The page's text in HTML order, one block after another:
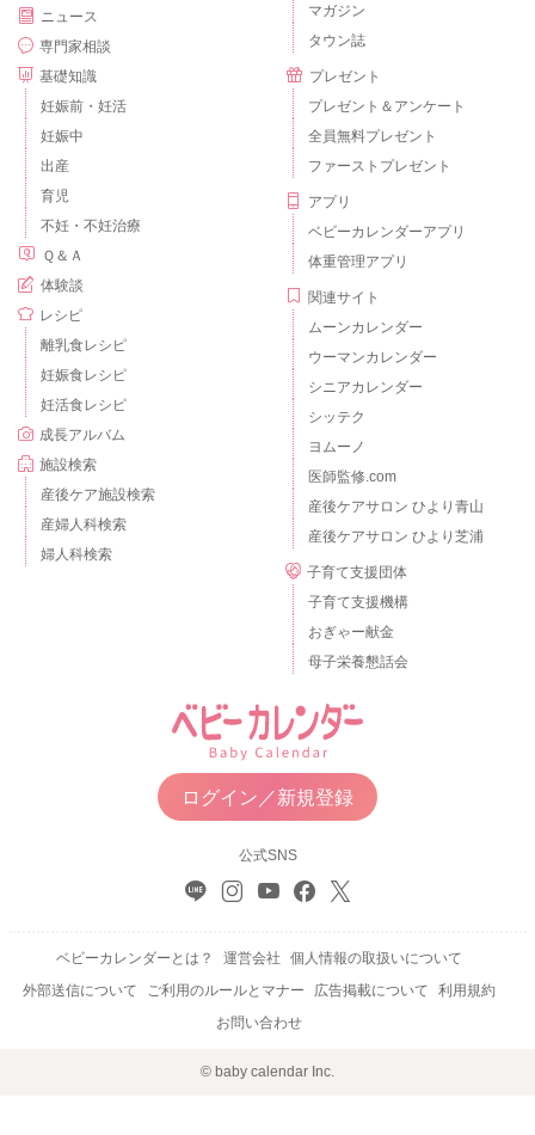
ニュース
専門家相談
基礎知識
妊娠前・妊活
妊娠中
出産
育児
不妊・不妊治療
Ｑ＆Ａ
体験談
レシピ
離乳食レシピ
妊娠食レシピ
妊活食レシピ
成長アルバム
施設検索
産後ケア施設検索
産婦人科検索
婦人科検索
マガジン
タウン誌
プレゼント
プレゼント＆アンケート
全員無料プレゼント
ファーストプレゼント
アプリ
ベビーカレンダーアプリ
体重管理アプリ
関連サイト
ムーンカレンダー
ウーマンカレンダー
シニアカレンダー
シッテク
ヨムーノ
医師監修.com
産後ケアサロン ひより青山
産後ケアサロン ひより芝浦
子育て支援団体
子育て支援機構
おぎゃー献金
母子栄養懇話会
ログイン／新規登録
公式SNS
ベビーカレンダーとは？ 運営会社
個人情報の取扱いについて
外部送信について
ご利用のルールとマナー 広告掲載について
利用規約
お問い合わせ
© baby calendar Inc.